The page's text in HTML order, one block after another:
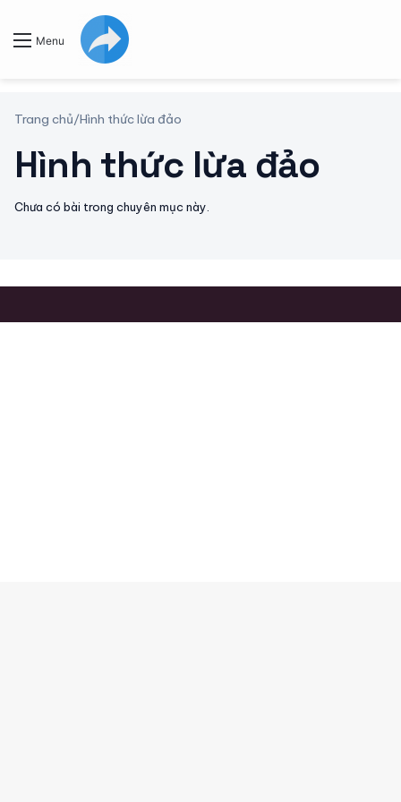
Menu
Trang chủ/Hình thức lừa đảo
Hình thức lừa đảo
Chưa có bài trong chuyên mục này.